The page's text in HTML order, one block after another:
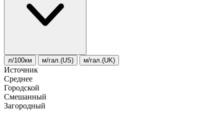
л/100км м/гал.(US) м/гал.(UK)
Источник
Среднее
Городской
Смешанный
Загородный